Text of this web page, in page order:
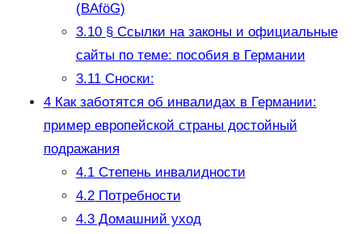
(BAföG)
3.10§ Ссылки на законы и официальные
сайты по теме: пособия в Германии
3.11Сноски:
4Как заботятся об инвалидах в Германии:
пример европейской страны достойный
подражания
4.1Степень инвалидности
4.2Потребности
4.3Домашний уход